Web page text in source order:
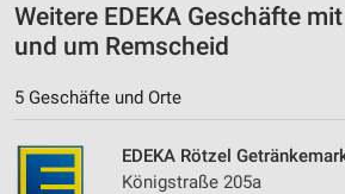
Weitere EDEKA Geschäfte
und um Remscheid
5 Geschäfte und Orte
EDEKA Rötzel
Königstraße 205a